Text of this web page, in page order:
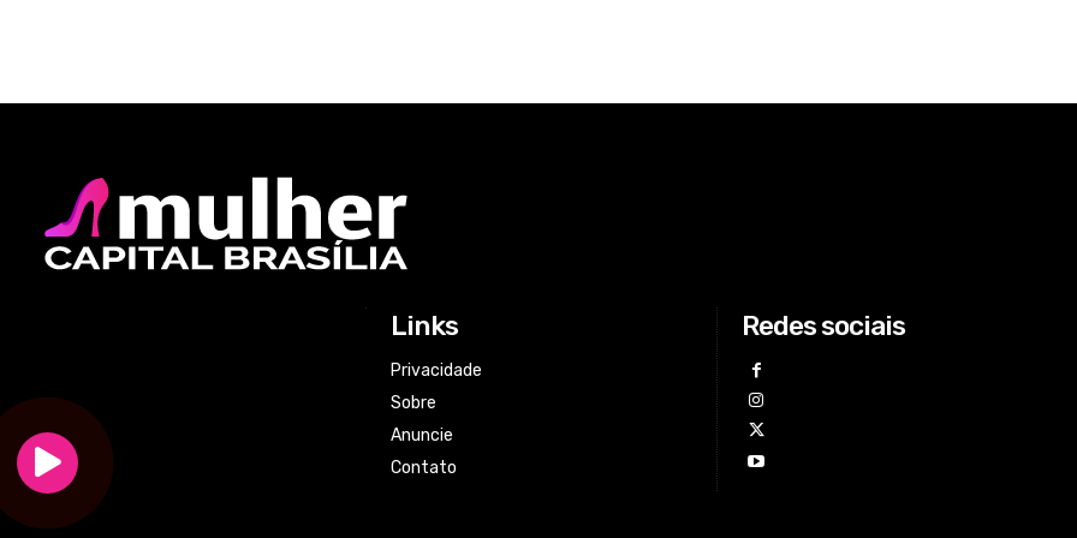
Links
Privacidade
Sobre
Anuncie
Contato
Redes sociais